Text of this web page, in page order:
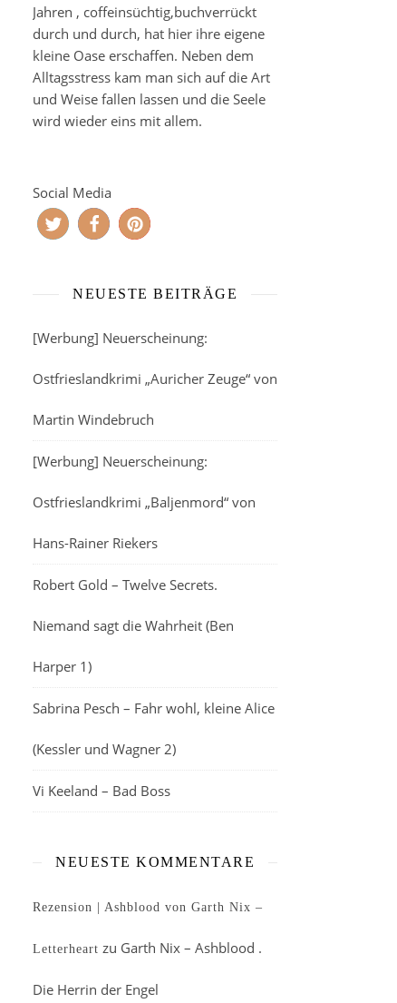
Jahren , coffeinsüchtig,buchverrückt
durch und durch, hat hier ihre eigene
kleine Oase erschaffen. Neben dem
Alltagsstress kam man sich auf die Art
und Weise fallen lassen und die Seele
wird wieder eins mit allem.
Social Media
NEUESTE BEITRÄGE
[Werbung] Neuerscheinung:
Ostfrieslandkrimi „Auricher Zeuge“ von
Martin Windebruch
[Werbung] Neuerscheinung:
Ostfrieslandkrimi „Baljenmord“ von
Hans-Rainer Riekers
Robert Gold – Twelve Secrets.
Niemand sagt die Wahrheit (Ben
Harper 1)
Sabrina Pesch – Fahr wohl, kleine Alice
(Kessler und Wagner 2)
Vi Keeland – Bad Boss
NEUESTE KOMMENTARE
Rezension | Ashblood von Garth Nix –
Letterheart zu Garth Nix – Ashblood .
Die Herrin der Engel